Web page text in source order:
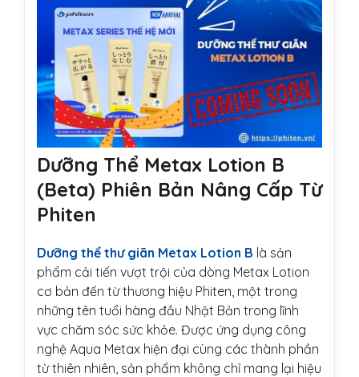
Dưỡng Thể Metax Lotion B
(Beta) Phiên Bản Nâng Cấp Từ
Phiten
Dưỡng thể thư giãn Metax Lotion B là sản
phẩm cải tiến vượt trội của dòng Metax Lotion
cơ bản đến từ thương hiệu Phiten, một trong
những tên tuổi hàng đầu Nhật Bản trong lĩnh
vực chăm sóc sức khỏe. Được ứng dụng công
nghệ Aqua Metax hiện đại cùng các thành phần
từ thiên nhiên, sản phẩm không chỉ mang lại hiệu